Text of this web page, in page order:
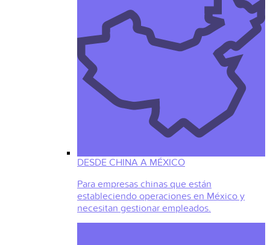
DESDE CHINA A MÉXICO
Para empresas chinas que están
estableciendo operaciones en México y
necesitan gestionar empleados.